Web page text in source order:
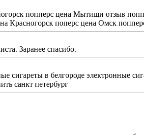
цена Мытищи отзыв попперс
Красногорск поперс цена Омск
Комментарий: Помогите оценить статью специалиста. Заранее спасибо.
переславль-залесский электронные сигареты
санкт петербург